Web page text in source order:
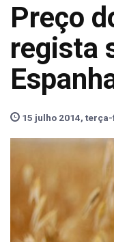
Preço
regista
15 julho 2014,